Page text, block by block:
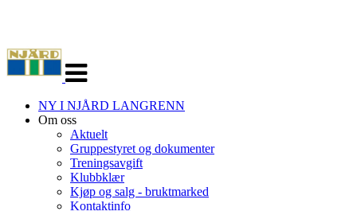
navigasjon
NY I NJÅRD LANGRENN
Om oss
Aktuelt
Gruppestyret og dokumenter
Treningsavgift
Klubbklær
Kjøp og salg - bruktmarked
Kontaktinfo